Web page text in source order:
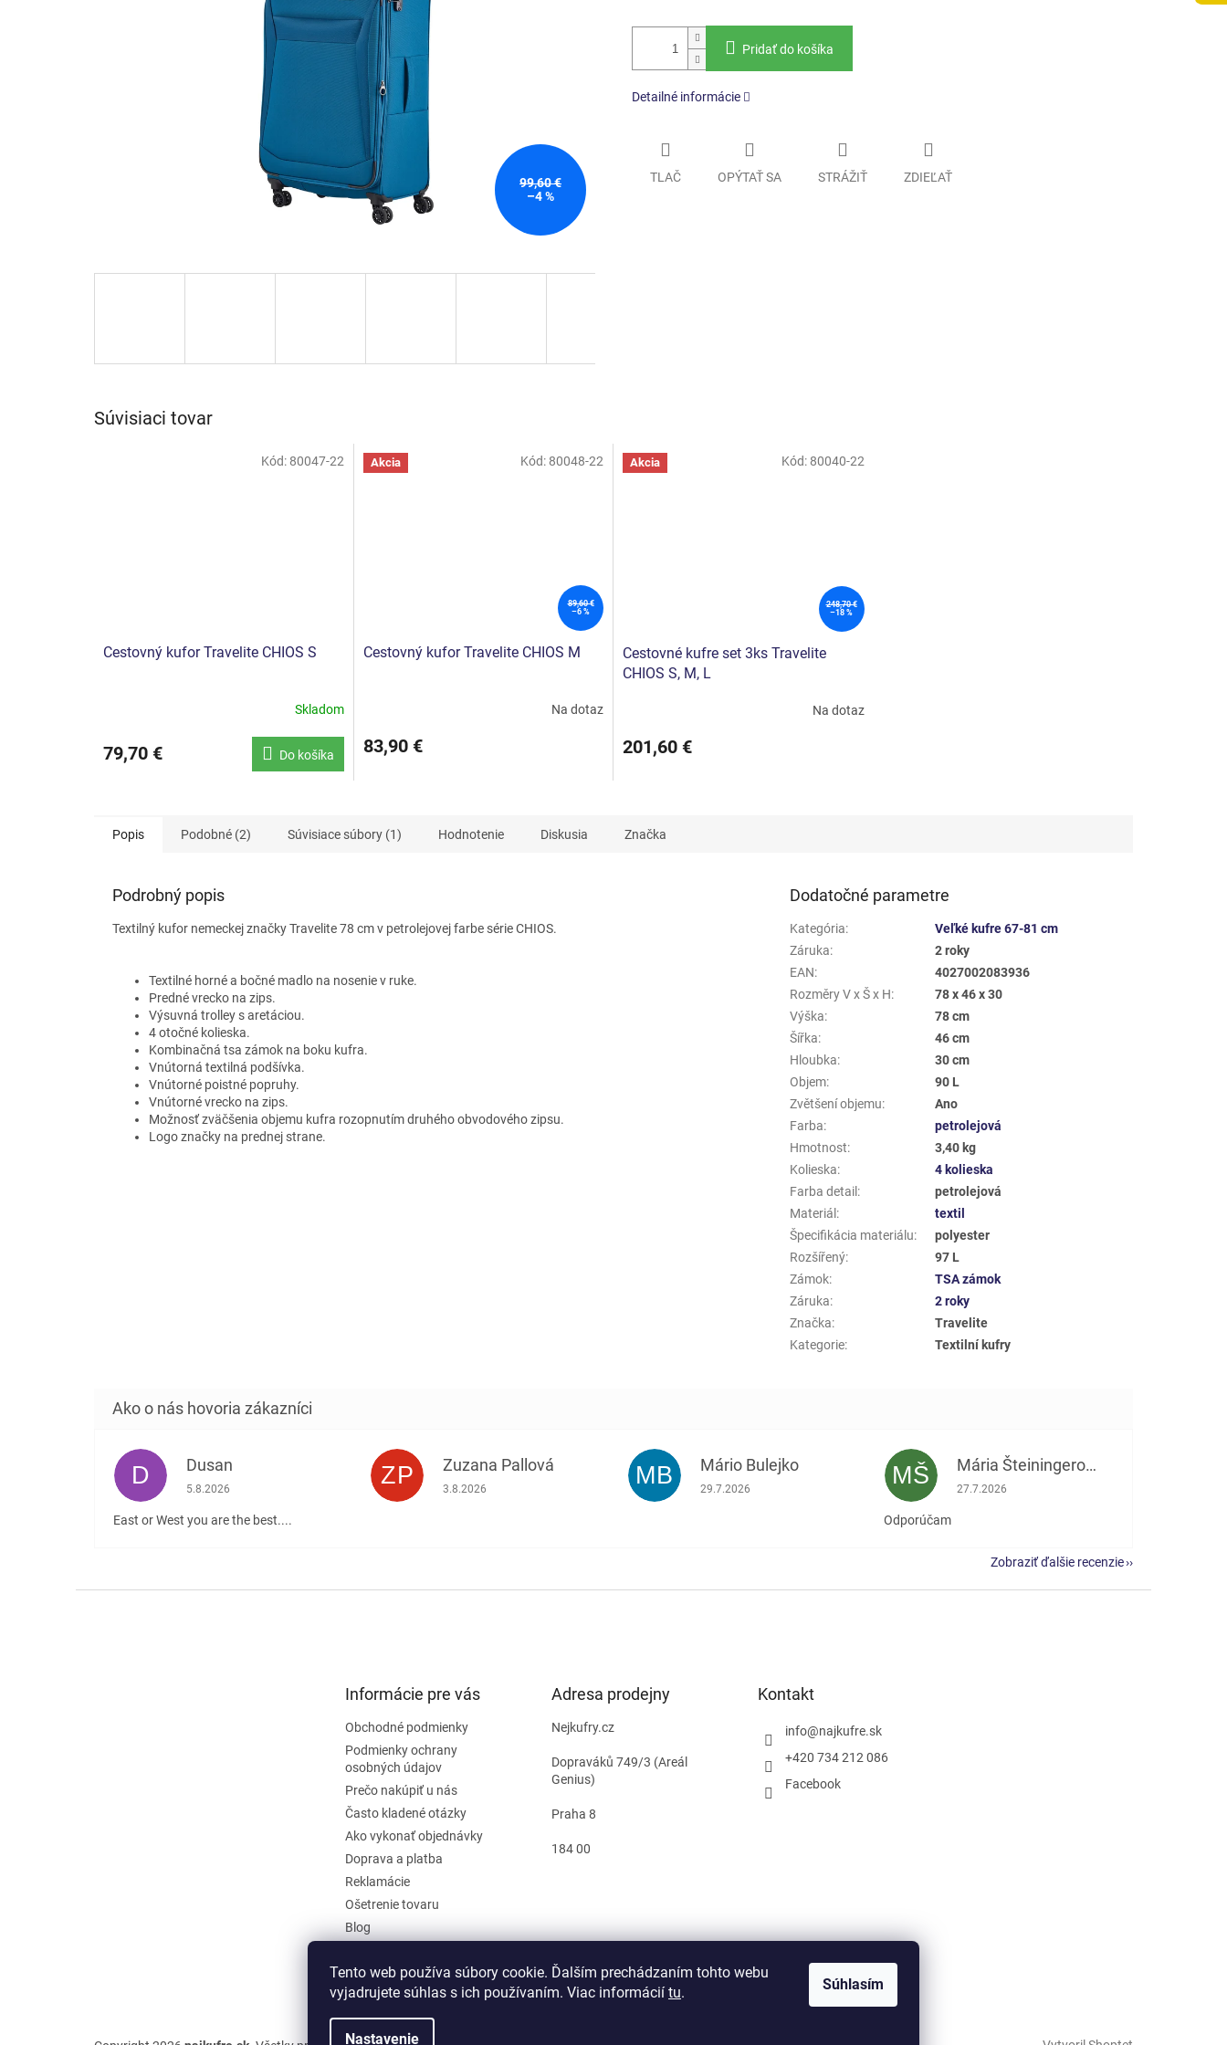
Tento web používa súbory cookie. Ďalším prechádzaním tohto webu
vyjadrujete súhlas s ich používaním. Viac informácií tu.
Nastavenie
Súhlasím
99,60 €
–4 %
Pridať do košíka
Detailné informácie
TLAČ OPÝTAŤ SA STRÁŽIŤ ZDIEĽAŤ
Súvisiaci tovar
Cestovný kufor Travelite CHIOS S
Skladom
79,70 € Do košíka
Kód: 80047-22 Akcia
89,60 €
–6 %
Cestovný kufor Travelite CHIOS M
Na dotaz
83,90 €
Kód: 80048-22 Akcia
248,70 €
–18 %
Cestovné kufre set 3ks Travelite
CHIOS S, M, L
Na dotaz
201,60 €
Kód: 80040-22
Popis Podobné (2) Súvisiace súbory (1) Hodnotenie Diskusia Značka
Podrobný popis
Textilný kufor nemeckej značky Travelite 78 cm v petrolejovej farbe série CHIOS.
Textilné horné a bočné madlo na nosenie v ruke.
Predné vrecko na zips.
Výsuvná trolley s aretáciou.
4 otočné kolieska.
Kombinačná tsa zámok na boku kufra.
Vnútorná textilná podšívka.
Vnútorné poistné popruhy.
Vnútorné vrecko na zips.
Možnosť zväčšenia objemu kufra rozopnutím druhého obvodového zipsu.
Logo značky na prednej strane.
Dodatočné parametre
Kategória:
Veľké kufre 67-81 cm
Záruka:
2 roky
EAN:
4027002083936
Rozměry V x Š x H:
78 x 46 x 30
Výška:
78 cm
Šířka:
46 cm
Hloubka:
30 cm
Objem:
90 L
Zvětšení objemu:
Ano
Farba:
petrolejová
Hmotnost:
3,40 kg
Kolieska:
4 kolieska
Farba detail :
petrolejová
Materiál :
textil
Špecifikácia materiálu:
polyester
Rozšířený:
97 L
Zámok:
TSA zámok
Záruka:
2 roky
Značka:
Travelite
Kategorie: Textilní kufry
D Dusan
Hodnotenie obchodu je 5 z 5 hviezdičiek.
5.8.2026
East or West you are the best....
ZP Zuzana Pallová
Hodnotenie obchodu je 5 z 5 hviezdičiek.
3.8.2026 MB Mário Bulejko
Hodnotenie obchodu je 5 z 5 hviezdičiek.
29.7.2026 MŠ Mária Šteiningerová
Hodnotenie obchodu je 5 z 5 hviezdičiek.
27.7.2026
Odporúčam
Zobraziť ďalšie recenzie
Informácie pre vás
Obchodné podmienky
Podmienky ochrany
osobných údajov
Prečo nakúpiť u nás
Často kladené otázky
Ako vykonať objednávky
Doprava a platba
Reklamácie
Ošetrenie tovaru
Blog
Odstúpiť od zmluvy
Adresa prodejny
Nejkufry.cz
Dopraváků 749/3 (Areál
Genius)
Praha 8
184 00
Kontakt
info@najkufre.sk
+420 734 212 086
Facebook